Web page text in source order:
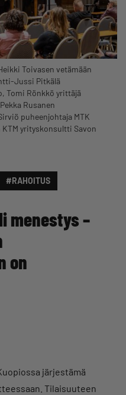
Toivasen vetämään
Jussi Pitkälä
Tomi Rönkkö yrittäjä
Rusanen
puheenjohtaja MTK
KTM yrityskonsultti Savon
#RAHOITUS
menestys –
on
järjestämä
Tilaisuuteen